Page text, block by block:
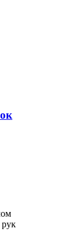
рук